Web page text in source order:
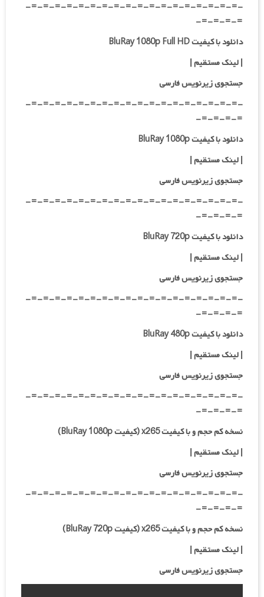
-=-=-=-=-=-=-=-=-=-=-=-=-=-=-=-=-=-=-
=-=-=-=-
دانلود با کیفیت BluRay 1080p Full HD
| لینک مستقیم|
جستجوی زیرنویس فارسی
-=-=-=-=-=-=-=-=-=-=-=-=-=-=-=-=-=-=-
=-=-=-=-
دانلود با کیفیت BluRay 1080p
| لینک مستقیم|
جستجوی زیرنویس فارسی
-=-=-=-=-=-=-=-=-=-=-=-=-=-=-=-=-=-=-
=-=-=-=-
دانلود با کیفیت BluRay 720p
| لینک مستقیم|
جستجوی زیرنویس فارسی
-=-=-=-=-=-=-=-=-=-=-=-=-=-=-=-=-=-=-
=-=-=-=-
دانلود با کیفیت BluRay 480p
| لینک مستقیم|
جستجوی زیرنویس فارسی
-=-=-=-=-=-=-=-=-=-=-=-=-=-=-=-=-=-=-
=-=-=-=-
نسخه کم حجم و با کیفیت x265 (کیفیت BluRay 1080p)
| لینک مستقیم |
جستجوی زیرنویس فارسی
-=-=-=-=-=-=-=-=-=-=-=-=-=-=-=-=-=-=-
=-=-=-=-
نسخه کم حجم و با کیفیت x265 (کیفیت BluRay 720p)
| لینک مستقیم |
جستجوی زیرنویس فارسی